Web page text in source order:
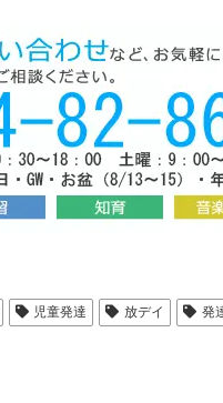
児童発達 放デイ 発